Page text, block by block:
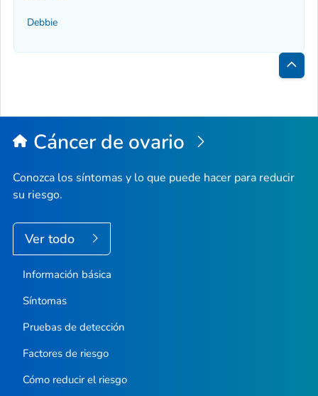
Debbie
la
Cáncer de ovario
Conozca los síntomas y lo que puede hacer para reducir
su riesgo.
Ver todo
Información básica
Síntomas
Pruebas de detección
Factores de riesgo
Cómo reducir el riesgo